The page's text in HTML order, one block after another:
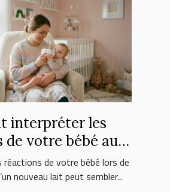
interpréter les
de votre bébé au
?
réactions de votre bébé lors de
nouveau lait peut sembler...